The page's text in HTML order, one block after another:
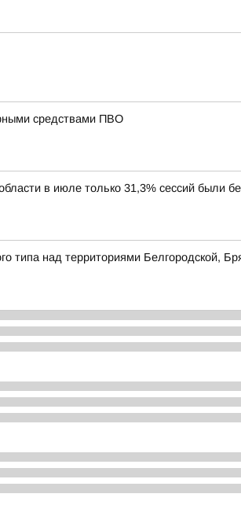
средствами ПВО
в июле только 31,3% сессий были
над территориями Белгородской,